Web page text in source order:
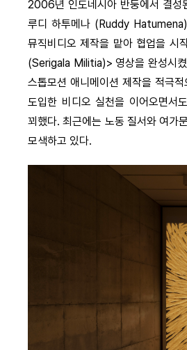
2006년 인도네시아 반둥에서 결
루디 하투메나 (Ruddy Hatumena)
뮤직비디오 제작을 맡아 협업을 시
(Serigala Militia)> 영상을 완성시켰
스톱모션 애니메이션 제작을 적극
도입한 비디오 실천을 이어오면서
꾀했다. 최근에는 노동 질서와 여가
모색하고 있다.